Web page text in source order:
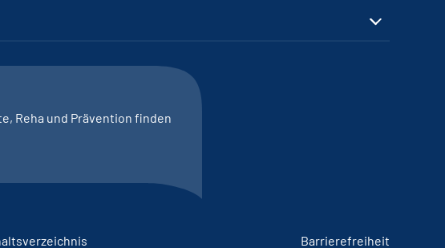
Reha und Prävention finden
Barrierefreiheit